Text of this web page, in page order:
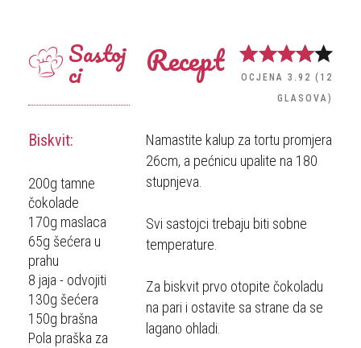
Sastoj
ci
Biskvit:
200g tamne
čokolade
170g maslaca
65g šećera u
prahu
8 jaja - odvojiti
130g šećera
150g brašna
Pola praška za
Recept OCJENA 3.92 ( 12
GLASOVA)
Namastite kalup za tortu promjera
26cm, a pećnicu upalite na 180
stupnjeva.
Svi sastojci trebaju biti sobne
temperature.
Za biskvit prvo otopite čokoladu
na pari i ostavite sa strane da se
lagano ohladi.